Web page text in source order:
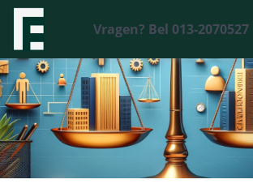
Vragen? Bel 013-2070527